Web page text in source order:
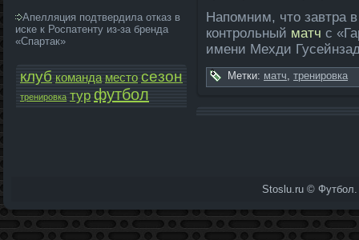
Апелляция подтвердила отказ в
иске к Роспатенту из-за бренда
«Спартак»
клуб команда­ место сезон
тренировка тур футбол
Напомним, что завтра
контрольный матч с
имени Мехди
Метки: матч, тренировка
Stoslu.ru © Футбол.